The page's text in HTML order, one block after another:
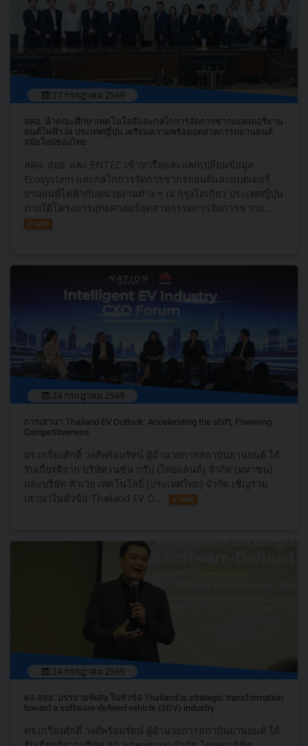
27 กรกฎาคม 2569
สศอ. นำคณะศึกษาเทคโนโลยีและกลไกการจัดการซากแบตเตอรี่ยาน
ยนต์ไฟฟ้า ณ ประเทศญี่ปุ่น เตรียมความพร้อมอุตสาหกรรมยานยนต์
สมัยใหม่ของไทย
สศอ. สยย. และ ENTEC เข้าหารือและแลกเปลี่ยนข้อมูล
Ecosystem และกลไกการจัดการซากรถยนต์และแบตเตอรี่
ยานยนต์ไฟฟ้ากับหน่วยงานต่าง ๆ ณ กรุงโตเกียว ประเทศญี่ปุ่น
ภายใต้โครงการยุทธศาสตร์อุตสาหกรรมการจัดการซากแ...
อ่านต่อ
24 กรกฎาคม 2569
การเสวนา Thailand EV Outlook: Accelerating the shift, Powering
Competitiveness
ดร.เกรียงศักดิ์ วงศ์พร้อมรัตน์ ผู้อำนวยการสถาบันยานยนต์ ได้
รับเกียรติจาก บริษัท เนชั่น กรุ๊ป (ไทยแลนด์) จำกัด (มหาชน)
และบริษัท หัวเว่ย เทคโนโลยี่ (ประเทศไทย) จำกัด เชิญร่วม
เสวนาในหัวข้อ Thailand EV O...
อ่านต่อ
24 กรกฎาคม 2569
ผอ.สยย. บรรยายพิเศษ ในหัวข้อ Thailand is strategic transformation
toward a software-defined vehicle (SDV) industry
ดร.เกรียงศักดิ์ วงศ์พร้อมรัตน์ ผู้อำนวยการสถาบันยานยนต์ ได้